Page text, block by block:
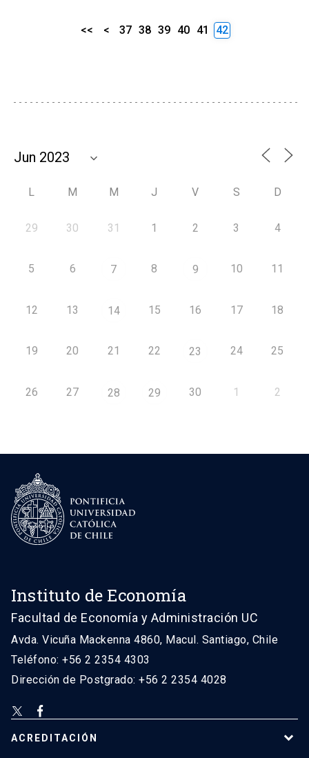
<< < 37 38 39 40 41 42
L M M J V S D
29 30 31 1 2 3 4
5 6 7 8 9 10 11
12 13 14 15 16 17 18
19 20 21 22 23 24 25
26 27 28 29 30 1 2
Instituto de Economía
Facultad de Economía y Administración UC
Avda. Vicuña Mackenna 4860, Macul. Santiago, Chile
Teléfono: +56 2 2354 4303
Dirección de Postgrado: +56 2 2354 4028
ACREDITACIÓN